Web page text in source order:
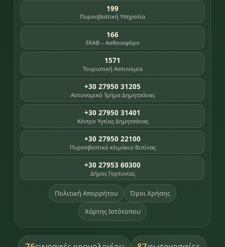
199
Πυροσβεστική Υπηρεσία
166
ΕΚΑΒ – Ασθενοφόρο
1571
Τουριστική Αστυνομία
+30 27950 31205
Αστυνομικό Τμήμα Δημητσάνας
+30 27950 31401
Κέντρο Υγείας Δημητσάνας
+30 27950 22100
Πυροσβεστικό κλιμάκιο Βυτίνας
+30 27953 60300
Δήμος Γορτυνίας
Πολιτική Απορρήτου Όροι Χρήσης
Χάρτης Ιστότοπου